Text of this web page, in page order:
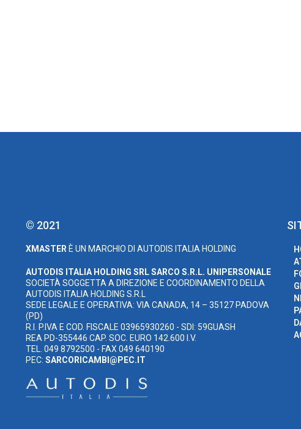
© 2021
XMASTER È UN MARCHIO DI AUTODIS ITALIA HOLDING
AUTODIS ITALIA HOLDING SRLSARCO S.R.L. UNIPERSONALE
SOCIETÀ SOGGETTA A DIREZIONE E COORDINAMENTO DELLA
AUTODIS ITALIA HOLDING S.R.L
SEDE LEGALE E OPERATIVA: VIA CANADA, 14 – 35127 PADOVA
(PD)
R.I. P.IVA E COD. FISCALE 03965930260 - SDI: 59GUASH
REA PD-355446 CAP. SOC. EURO 142.600 I.V.
TEL. 049 8792500 - FAX 049 640190
PEC: SARCORICAMBI@PEC.IT